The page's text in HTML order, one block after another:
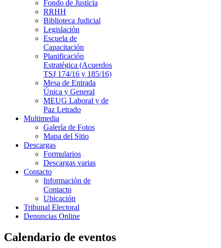
Fondo de Justicia
RRHH
Biblioteca Judicial
Legislación
Escuela de
Capacitación
Planificación
Estratégica (Acuerdos
TSJ 174/16 y 185/16)
Mesa de Entrada
Única y General
MEUG Laboral y de
Paz Letrado
Multimedia
Galería de Fotos
Mapa del Sitio
Descargas
Formularios
Descargas varias
Contacto
Información de
Contacto
Ubicación
Tribunal Electoral
Denuncias Online
Calendario de eventos